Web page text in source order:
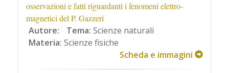
osservazioni e fatti riguardanti i fenomeni elettro-
magnetici del P. Gazzeri
Autore: Tema: Scienze naturali
Materia: Scienze fisiche
Scheda e immagini